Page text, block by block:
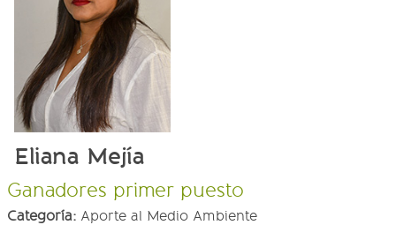
Eliana Mejía
Ganadores primer puesto
Categoría: Aporte al Medio Ambiente